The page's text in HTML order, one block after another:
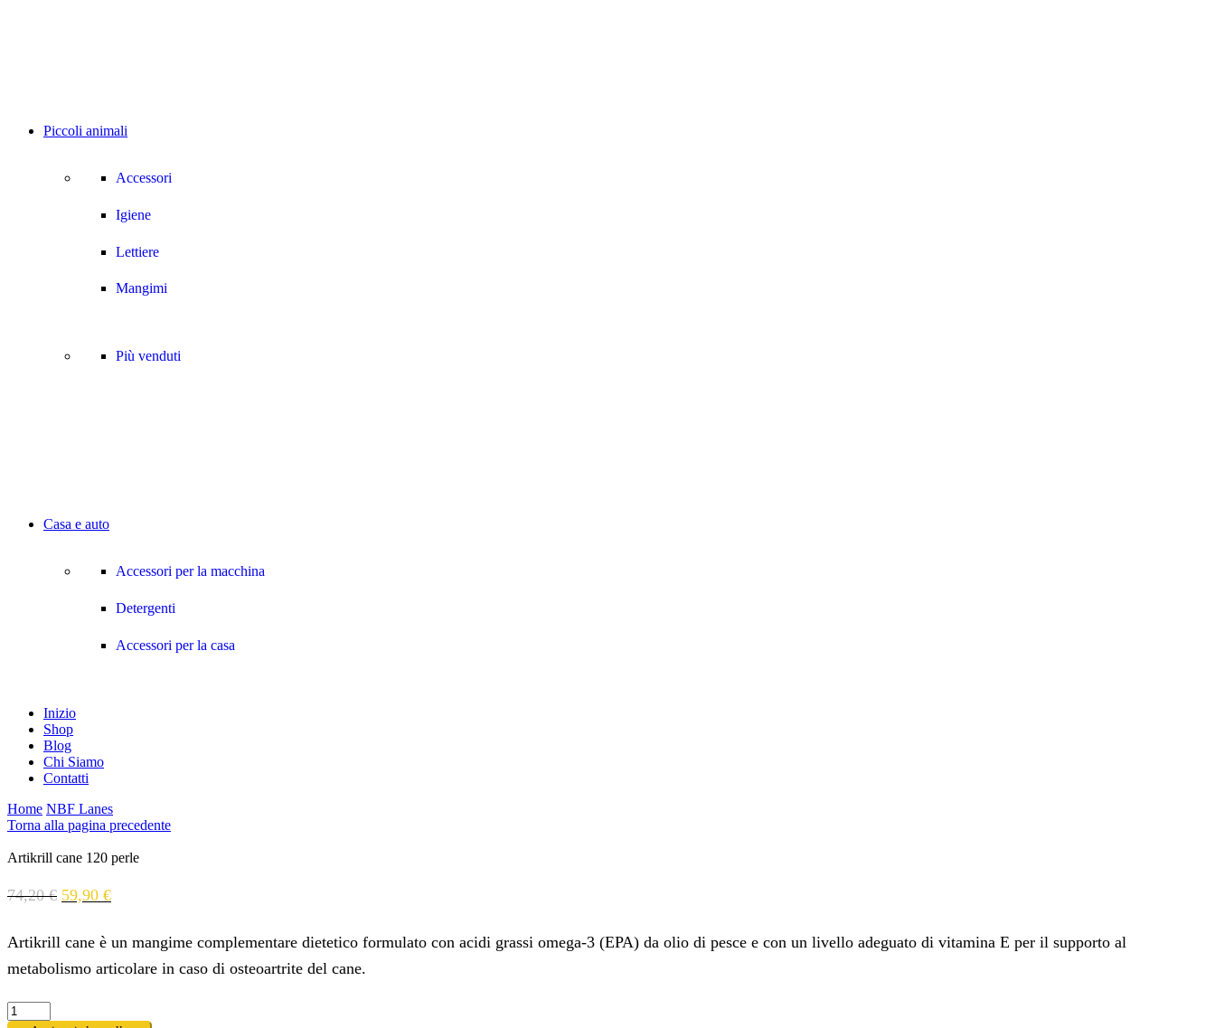
Piccoli animali
Accessori
Igiene
Lettiere
Mangimi
Più venduti
Casa e auto
Accessori per la macchina
Detergenti
Accessori per la casa
Inizio
Shop
Blog
Chi Siamo
Contatti
Home NBF Lanes
Torna alla pagina precedente
Artikrill cane 120 perle
74,20€ 59,90 €
Artikrill cane è un mangime complementare dietetico formulato con acidi grassi omega-3 (EPA) da olio di pesce e con un livello adeguato di vitamina E per il supporto al
metabolismo articolare in caso di osteoartrite del cane.